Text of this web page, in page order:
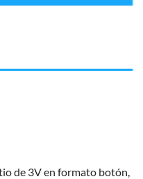
de 3V en formato botón,